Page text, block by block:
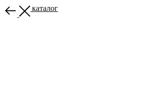
Назад в каталог